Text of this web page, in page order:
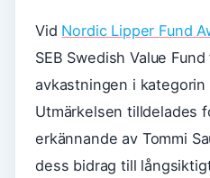
Vid Nordic Lipper Fund
SEB Swedish Value
avkastningen i kategorin
Utmärkelsen tilldelades
erkännande av Tommi
dess bidrag till